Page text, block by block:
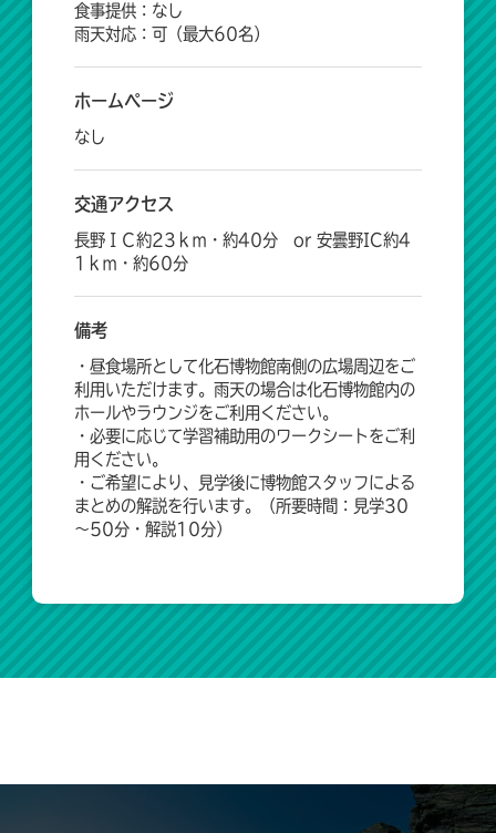
食事提供：なし
雨天対応：可（最大60名）
ホームページ
なし
交通アクセス
長野ＩＣ約23ｋｍ・約40分 or 安曇野IC約4
1ｋｍ・約60分
備考
・昼食場所として化石博物館南側の広場周辺をご
利用いただけます。雨天の場合は化石博物館内の
ホールやラウンジをご利用ください。
・必要に応じて学習補助用のワークシートをご利
用ください。
・ご希望により、見学後に博物館スタッフによる
まとめの解説を行います。（所要時間：見学30
～50分・解説10分）